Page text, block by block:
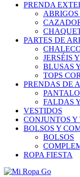
PRENDA
PARTES DE
JERSÉIS
BLUSAS
TOPS
PRENDAS DE
FALDAS
VESTIDOS
CONJUNTOS Y
BOLSOS Y
BOLSOS
ROPA FIESTA